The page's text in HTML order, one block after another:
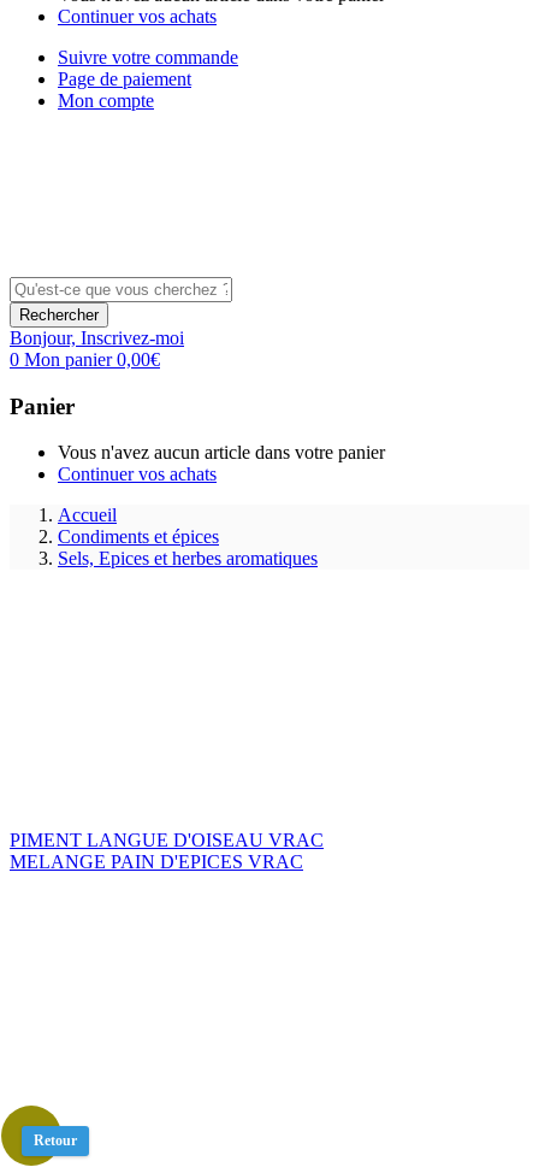
Continuer vos achats
Suivre votre commande
Page de paiement
Mon compte
Rechercher
Bonjour, Inscrivez-moi
0 Mon panier0,00€
Panier
Vous n'avez aucun article dans votre panier
Continuer vos achats
Accueil
Condiments et épices
Sels, Epices et herbes aromatiques
PIMENT LANGUE D'OISEAU VRAC
MELANGE PAIN D'EPICES VRAC
Retour